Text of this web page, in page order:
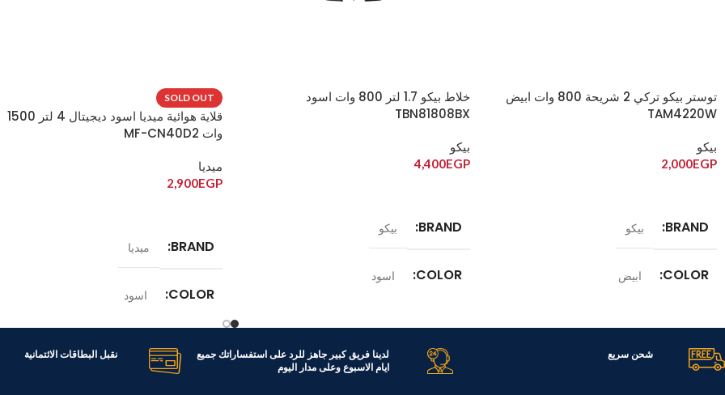
توستر بيكو تركي 2 شريحة 800 وات ابيض
TAM4220W
بيكو
2,000EGP
BRAND بيكو
COLOR ابيض
خلاط بيكو 1.7 لتر 800 وات اسود
TBN81808BX
بيكو
4,400EGP
BRAND بيكو
COLOR اسود
القدرة الكهربائية 800 وات
SOLD OUT
قلاية هوائية ميديا اسود ديجيتال 4 لتر 1500
وات MF-CN40D2
ميديا
2,900EGP
BRAND ميديا
COLOR اسود
شحن سريع
لدينا فريق كبير جاهز للرد على استفساراتك جميع
ايام الاسبوع وعلى مدار اليوم
نقبل البطاقات الائتمانية